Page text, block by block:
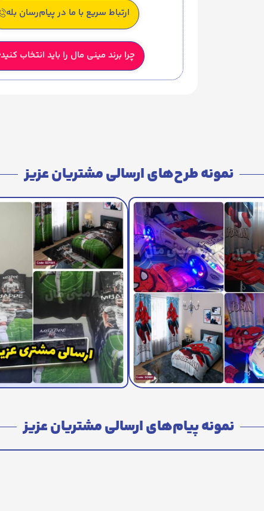
ارتباط سریع با ما در پیام‌رسان بله
چرا برند مینی مال را باید انتخاب کنید
نمونه طرح‌های ارسالی مشتریان عزیز
نمونه پیام‌های ارسالی مشتریان عزیز